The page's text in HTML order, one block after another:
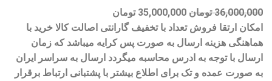
36,000,000 تومان 35,000,000 تومان
امکان ارتقا فروش تعداد با تخفیف گارانتی اصالت کالا خرید با
هماهنگی هزینه ارسال به صورت پس کرایه میباشد که زمان
ارسال با توجه به ادرس محاسبه میگردد ارسال به سراسر ایران
به صورت عمده و تک برای اطلاع بیشتر با پشتبانی ارتباط برقرار